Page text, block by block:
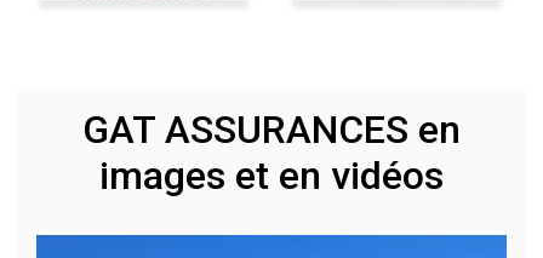
GAT ASSURANCES en
images et en vidéos